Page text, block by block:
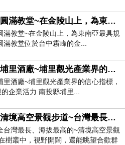
[南投縣]:圓滿教堂~在金陵山上，為東南亞最具規模的教堂
滿教堂~在金陵山上，為東南亞最具規
滿教堂位於台中霧峰的金...
[南投縣]:埔里酒廠~埔里觀光產業界的信心指標，充滿著無限的企業活力
里酒廠~埔里觀光產業界的信心指標，
企業活力 南投縣埔里...
[南投縣]:清境高空景觀步道~台灣最長、海拔最高，能眺望合歡群山、美麗雲海
台灣最長、海拔最高的~清境高空景觀
樹叢中，視野開闊，還能眺望合歡群